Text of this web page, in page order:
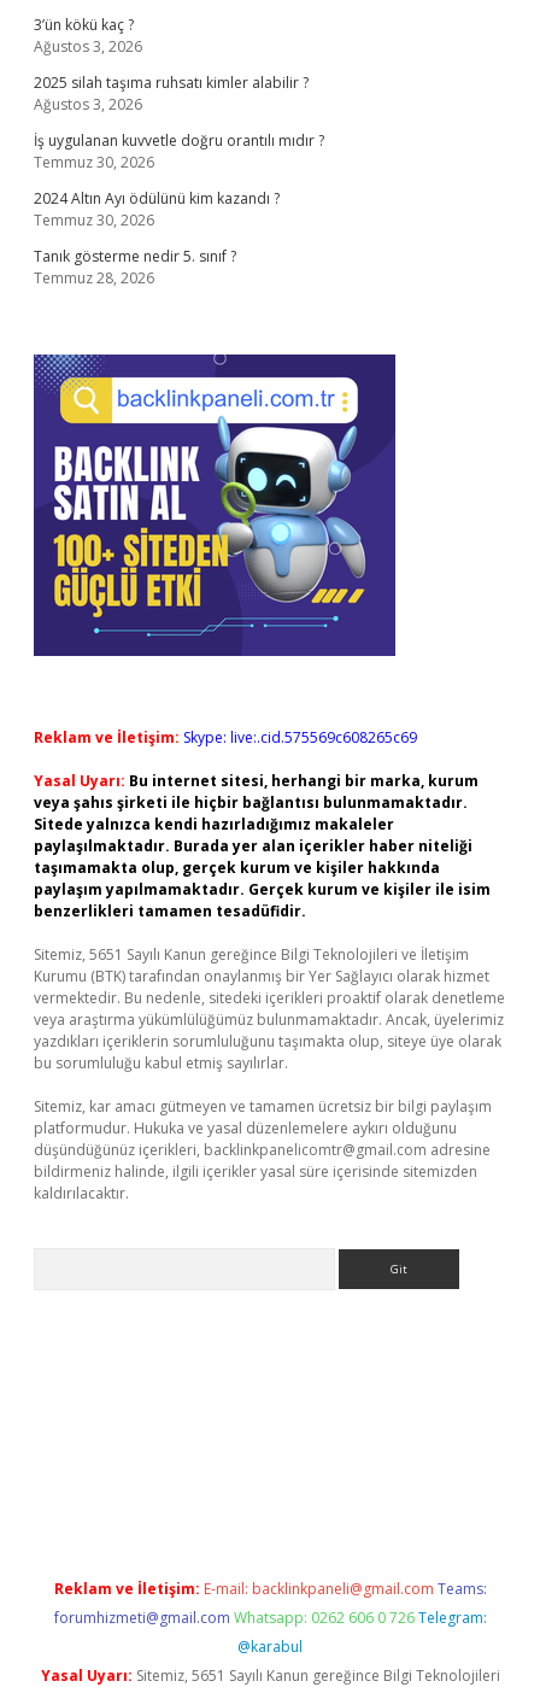
3’ün kökü kaç ?
Ağustos 3, 2026
2025 silah taşıma ruhsatı kimler alabilir ?
Ağustos 3, 2026
İş uygulanan kuvvetle doğru orantılı mıdır ?
Temmuz 30, 2026
2024 Altın Ayı ödülünü kim kazandı ?
Temmuz 30, 2026
Tanık gösterme nedir 5. sınıf ?
Temmuz 28, 2026
Reklam ve İletişim: Skype: live:.cid.575569c608265c69
Yasal Uyarı: Bu internet sitesi, herhangi bir marka, kurum
veya şahıs şirketi ile hiçbir bağlantısı bulunmamaktadır.
Sitede yalnızca kendi hazırladığımız makaleler
paylaşılmaktadır. Burada yer alan içerikler haber niteliği
taşımamakta olup, gerçek kurum ve kişiler hakkında
paylaşım yapılmamaktadır. Gerçek kurum ve kişiler ile isim
benzerlikleri tamamen tesadüfidir.
Sitemiz, 5651 Sayılı Kanun gereğince Bilgi Teknolojileri ve İletişim
Kurumu (BTK) tarafından onaylanmış bir Yer Sağlayıcı olarak hizmet
vermektedir. Bu nedenle, sitedeki içerikleri proaktif olarak denetleme
veya araştırma yükümlülüğümüz bulunmamaktadır. Ancak, üyelerimiz
yazdıkları içeriklerin sorumluluğunu taşımakta olup, siteye üye olarak
bu sorumluluğu kabul etmiş sayılırlar.
Sitemiz, kar amacı gütmeyen ve tamamen ücretsiz bir bilgi paylaşım
platformudur. Hukuka ve yasal düzenlemelere aykırı olduğunu
düşündüğünüz içerikleri, backlinkpanelicomtr@gmail.com adresine
bildirmeniz halinde, ilgili içerikler yasal süre içerisinde sitemizden
kaldırılacaktır.
Reklam ve İletişim: E-mail: backlinkpaneli@gmail.com Teams:
forumhizmeti@gmail.com Whatsapp: 0262 606 0 726 Telegram:
@karabul
Yasal Uyarı: Sitemiz, 5651 Sayılı Kanun gereğince Bilgi Teknolojileri